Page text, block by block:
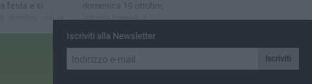
festa e si
domani, con la
domenica 19 ottobre,
Bitonto tornerà a
festeggiare san Cosma e
Iscriviti alla Newsletter
Iscriviti